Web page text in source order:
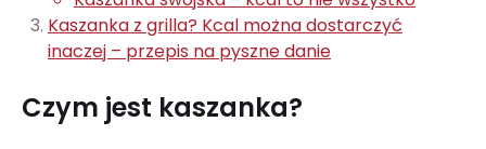
Kaszanka z grilla? Kcal można dostarczyć
inaczej – przepis na pyszne danie
Czym jest kaszanka?